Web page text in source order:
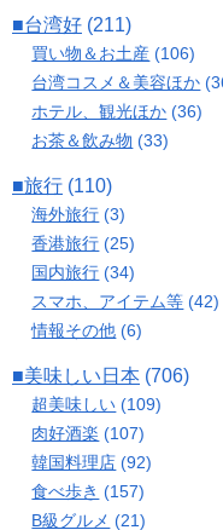
■台湾好 (211)
買い物＆お土産 (106)
台湾コスメ＆美容ほか
ホテル、観光ほか (36)
お茶＆飲み物 (33)
■旅行 (110)
海外旅行 (3)
香港旅行 (25)
国内旅行 (34)
スマホ、アイテム等 (42)
情報その他 (6)
■美味しい日本 (706)
超美味しい (109)
肉好酒楽 (107)
韓国料理店 (92)
食べ歩き (157)
B級グルメ (21)